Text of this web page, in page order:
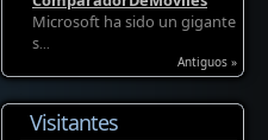
Microsoft ha sido un gigante
s...
Antiguos »
Visitantes